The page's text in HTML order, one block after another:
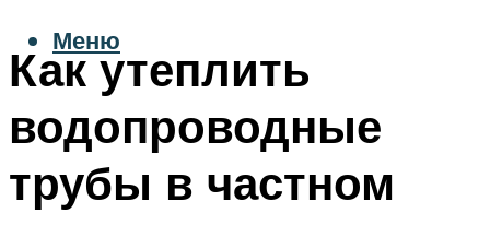
Меню
Как утеплить
водопроводные
трубы в частном